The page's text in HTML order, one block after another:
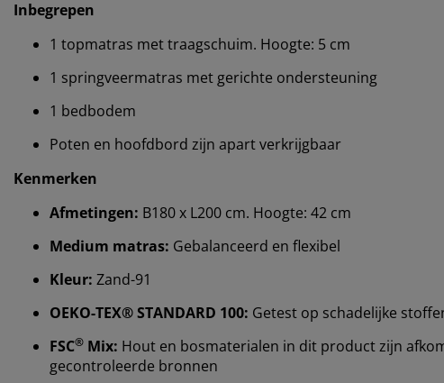
Inbegrepen
1 topmatras met traagschuim. Hoogte: 5 cm
1 springveermatras met gerichte ondersteuning
1 bedbodem
Poten en hoofdbord zijn apart verkrijgbaar
Kenmerken
Afmetingen: B180 x L200 cm. Hoogte: 42 cm
Medium matras: Gebalanceerd en flexibel
Kleur: Zand-91
OEKO-TEX® STANDARD 100: Getest op schadelijke
FSC® Mix: Hout en bosmaterialen in dit product zijn
gecontroleerde bronnen